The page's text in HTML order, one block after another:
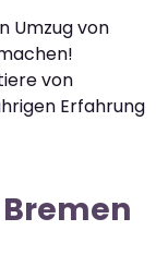
Umzug von
von
Erfahrung